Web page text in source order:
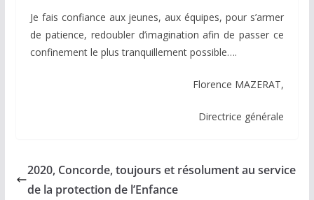
Je fais confiance aux jeunes, aux équipes, pour s’armer
de patience, redoubler d’imagination afin de passer ce
confinement le plus tranquillement possible….
Florence MAZERAT,
Directrice générale
2020, Concorde, toujours et résolument au service
de la protection de l’Enfance